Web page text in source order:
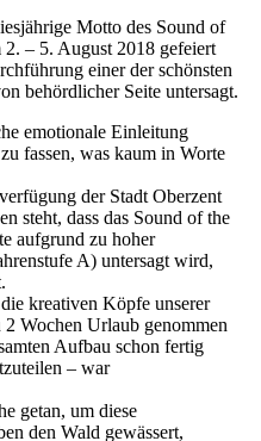
Motto des Sound of
– 5. August 2018 gefeiert
einer der schönsten
behördlicher Seite untersagt.
emotionale Einleitung
fassen, was kaum in Worte
der Stadt Oberzent
steht, dass das Sound of the
aufgrund zu hoher
A) untersagt wird,
kreativen Köpfe unserer
Wochen Urlaub genommen
Aufbau schon fertig
– war
getan, um diese
den Wald gewässert,